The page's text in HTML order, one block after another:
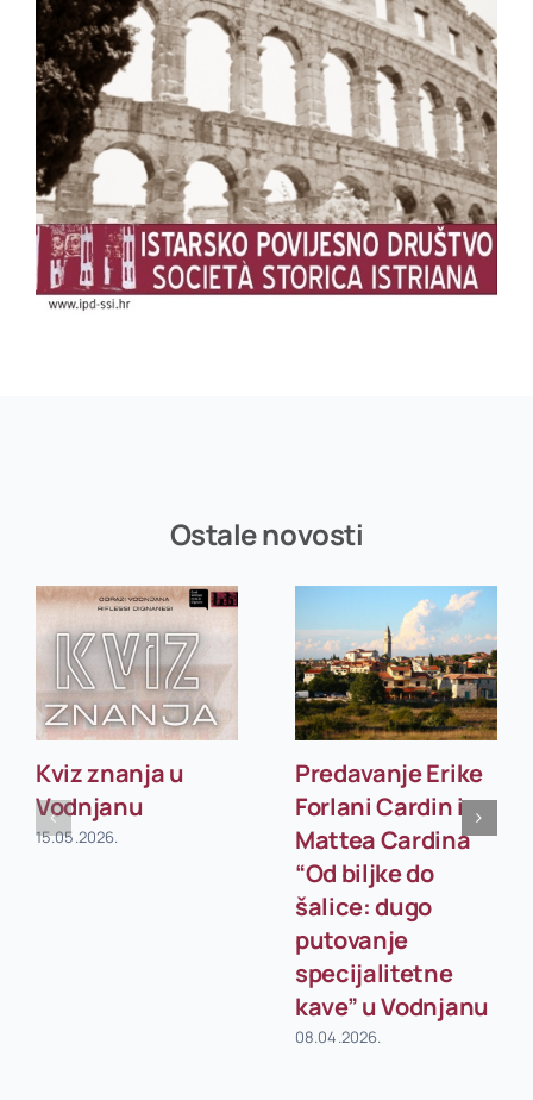
Poveznice
Kontakt
Ostale novosti
Kviz znanja u
Vodnjanu
15.05.2026.
Predavanje Erike
Forlani Cardin i
Mattea Cardina
“Od biljke do
šalice: dugo
putovanje
specijalitetne
kave” u Vodnjanu
08.04.2026.